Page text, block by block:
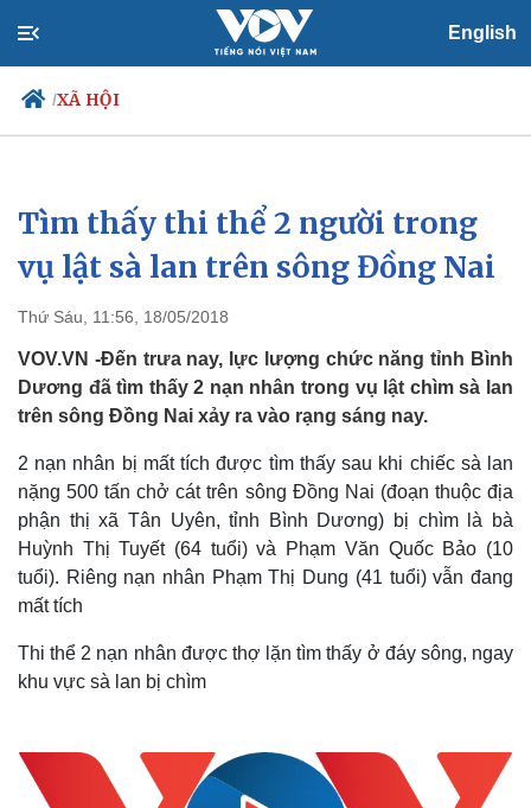
English
/XÃ HỘI
Chính trị
Đảng
Tổ chức nhân sự
Nhận diện sự thật
Xã hội
Tin 24h
Dự báo thời tiết
Việc làm
Biển đảo
Tìm thấy thi thể 2 người trong
vụ lật sà lan trên sông Đồng Nai
Thứ Sáu, 11:56, 18/05/2018
VOV.VN -Đến trưa nay, lực lượng chức năng tỉnh Bình
Dương đã tìm thấy 2 nạn nhân trong vụ lật chìm sà lan
trên sông Đồng Nai xảy ra vào rạng sáng nay.
2 nạn nhân bị mất tích được tìm thấy sau khi chiếc sà lan
nặng 500 tấn chở cát trên sông Đồng Nai (đoạn thuộc địa
phận thị xã Tân Uyên, tỉnh Bình Dương) bị chìm là bà
Huỳnh Thị Tuyết (64 tuổi) và Phạm Văn Quốc Bảo (10
tuổi). Riêng nạn nhân Phạm Thị Dung (41 tuổi) vẫn đang
mất tích
Thi thể 2 nạn nhân được thợ lặn tìm thấy ở đáy sông, ngay
khu vực sà lan bị chìm